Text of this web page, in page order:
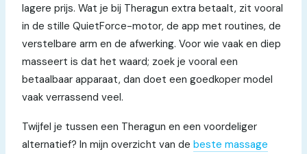
lagere prijs. Wat je bij Theragun extra betaalt, zit vooral
in de stille QuietForce-motor, de app met routines, de
verstelbare arm en de afwerking. Voor wie vaak en diep
masseert is dat het waard; zoek je vooral een
betaalbaar apparaat, dan doet een goedkoper model
vaak verrassend veel.
Twijfel je tussen een Theragun en een voordeliger
alternatief? In mijn overzicht van de beste massage